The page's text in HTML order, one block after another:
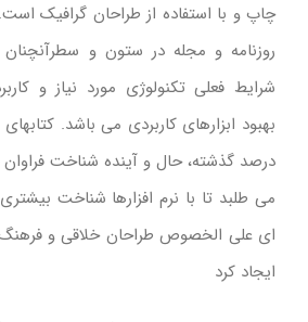
چاپ و با استفاده از طراحان گرافیک
روزنامه و مجله در ستون و
شرایط فعلی تکنولوژی مورد نیاز و
بهبود ابزارهای کاربردی می باشد.
درصد گذشته، حال و آینده شناخت
می طلبد تا با نرم افزارها شناخت بیشتری
ای علی الخصوص طراحان خلاقی و فرهنگ
ایجاد کرد